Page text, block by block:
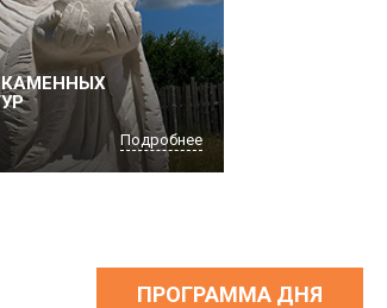
КАМЕННЫХ
Подробнее
ПРОГРАММА ДНЯ